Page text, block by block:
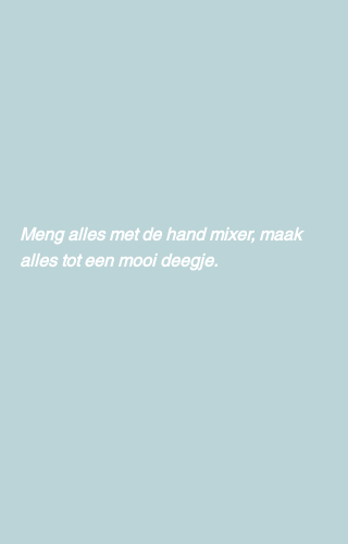
Meng alles met de hand mixer, maak
alles tot een mooi deegje.